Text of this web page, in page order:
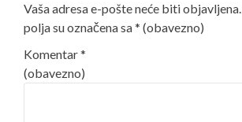
Vaša adresa e-pošte neće biti objavljena.
polja su označena sa* (obavezno)
Komentar*
(obavezno)